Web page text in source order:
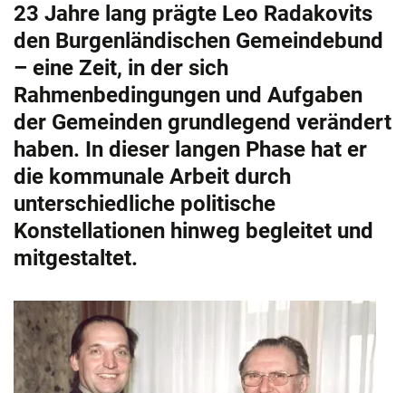
23 Jahre lang prägte Leo Radakovits
den Burgenländischen Gemeindebund
– eine Zeit, in der sich
Rahmenbedingungen und Aufgaben
der Gemeinden grundlegend verändert
haben. In dieser langen Phase hat er
die kommunale Arbeit durch
unterschiedliche politische
Konstellationen hinweg begleitet und
mitgestaltet.